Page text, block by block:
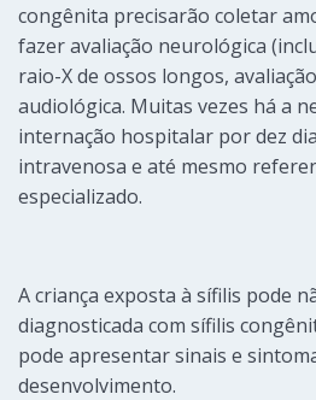
congênita precisarão coletar
fazer avaliação neurológica
raio-X de ossos longos,
audiológica. Muitas vezes há a
internação hospitalar por dez
intravenosa e até mesmo
especializado.
A criança exposta à sífilis pode
diagnosticada com sífilis
pode apresentar sinais e
desenvolvimento.